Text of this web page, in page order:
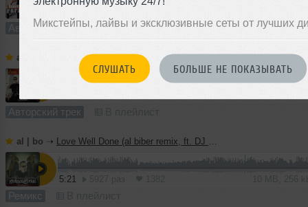
Микстейпы, лайвы и эксклюзивные сеты от лучших
СЛУШАТЬ БОЛЬШЕ НЕ ПОКАЗЫВАТЬ
Авторский трек В плейлист
al | bo Love Well Done (EDM version, ft. DJ Haley)
Авторский трек
al | bo ➝ Love Well Done (al biber remix, ft. DJ Haley)
5:21
Ремикс